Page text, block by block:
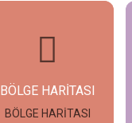
BÖLGE HARİTASI
BÖLGE HARİTASI